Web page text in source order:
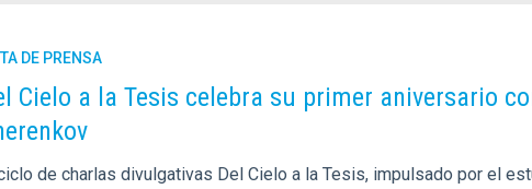
DE PRENSA
Cielo a la Tesis celebra su primer aniversario
de charlas divulgativas Del Cielo a la Tesis, impulsado por el